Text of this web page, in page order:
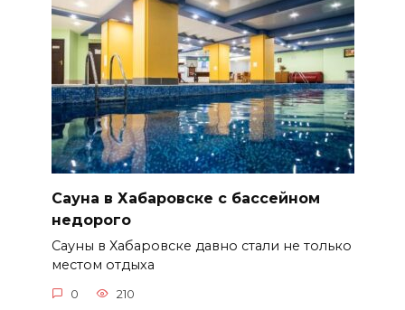
Сауна в Хабаровске с бассейном
недорого
Сауны в Хабаровске давно стали не только
местом отдыха
0 210